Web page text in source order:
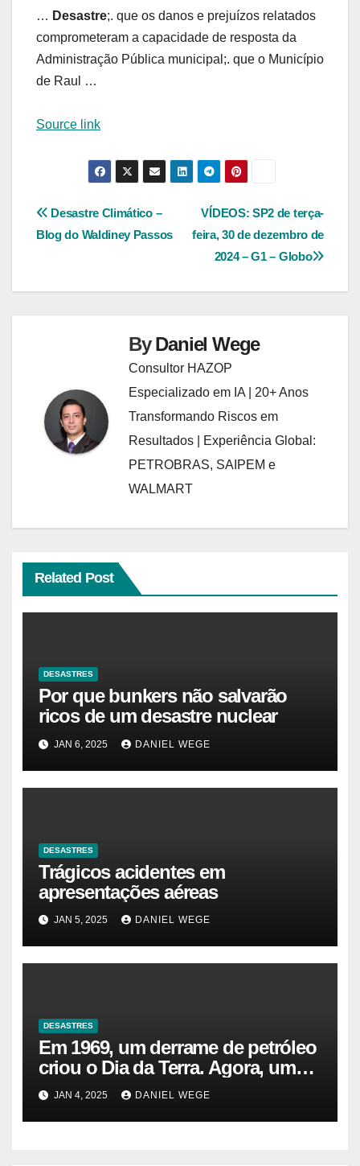
… Desastre;. que os danos e prejuízos relatados
comprometeram a capacidade de resposta da
Administração Pública municipal;. que o Município
de Raul …
Source link
Navegação
de
VÍDEOS: SP2 de terça-
feira, 30 de dezembro de
2024 – G1 – Globo
Desastre Climático –
Blog do Waldiney Passos
ByDaniel Wege
Consultor HAZOP
Especializado em IA | 20+ Anos
Transformando Riscos em
Resultados | Experiência Global:
PETROBRAS, SAIPEM e
WALMART
Related Post
DESASTRES
Por que bunkers não salvarão
ricos de um desastre nuclear
JAN 6, 2025 DANIEL WEGE
DESASTRES
Trágicos acidentes em
apresentações aéreas
JAN 5, 2025 DANIEL WEGE
DESASTRES
Em 1969, um derrame de petróleo
criou o Dia da Terra. Agora, um
gasoduto pode reabrir |
JAN 4, 2025 DANIEL WEGE